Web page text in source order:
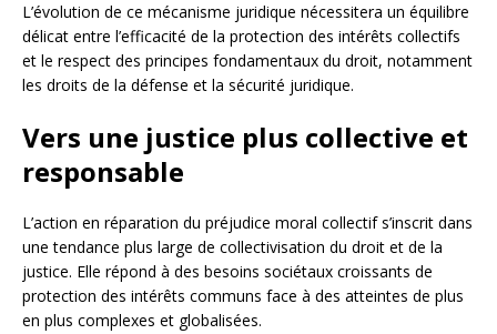
L’évolution de ce mécanisme juridique nécessitera un équilibre
délicat entre l’efficacité de la protection des intérêts collectifs
et le respect des principes fondamentaux du droit, notamment
les droits de la défense et la sécurité juridique.
Vers une justice plus collective et
responsable
L’action en réparation du préjudice moral collectif s’inscrit dans
une tendance plus large de collectivisation du droit et de la
justice. Elle répond à des besoins sociétaux croissants de
protection des intérêts communs face à des atteintes de plus
en plus complexes et globalisées.